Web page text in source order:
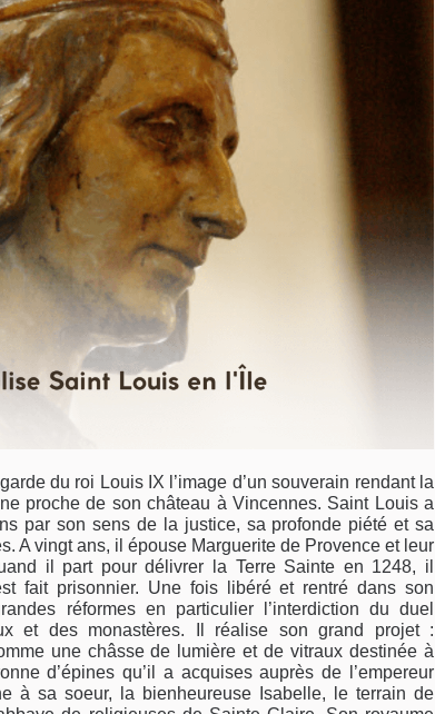
du roi Louis IX l’image d’un souverain rendant la
proche de son château à Vincennes. Saint Louis a
par son sens de la justice, sa profonde piété et sa
A vingt ans, il épouse Marguerite de Provence et leur
il part pour délivrer la Terre Sainte en 1248, il
fait prisonnier. Une fois libéré et rentré dans son
réformes en particulier l’interdiction du duel
et des monastères. Il réalise son grand projet :
une châsse de lumière et de vitraux destinée à
d’épines qu’il a acquises auprès de l’empereur
à sa soeur, la bienheureuse Isabelle, le terrain de